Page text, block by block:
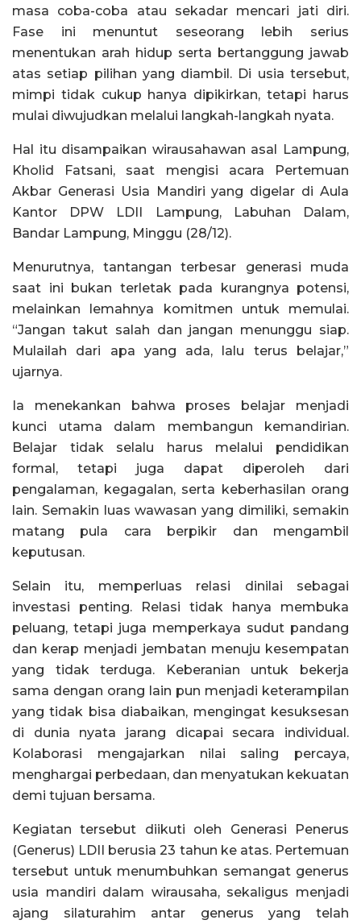
masa coba-coba atau sekadar mencari jati diri.
Fase ini menuntut seseorang lebih serius
menentukan arah hidup serta bertanggung jawab
atas setiap pilihan yang diambil. Di usia tersebut,
mimpi tidak cukup hanya dipikirkan, tetapi harus
mulai diwujudkan melalui langkah-langkah nyata.
Hal itu disampaikan wirausahawan asal Lampung,
Kholid Fatsani, saat mengisi acara Pertemuan
Akbar Generasi Usia Mandiri yang digelar di Aula
Kantor DPW LDII Lampung, Labuhan Dalam,
Bandar Lampung, Minggu (28/12).
Menurutnya, tantangan terbesar generasi muda
saat ini bukan terletak pada kurangnya potensi,
melainkan lemahnya komitmen untuk memulai.
“Jangan takut salah dan jangan menunggu siap.
Mulailah dari apa yang ada, lalu terus belajar,”
ujarnya.
Ia menekankan bahwa proses belajar menjadi
kunci utama dalam membangun kemandirian.
Belajar tidak selalu harus melalui pendidikan
formal, tetapi juga dapat diperoleh dari
pengalaman, kegagalan, serta keberhasilan orang
lain. Semakin luas wawasan yang dimiliki, semakin
matang pula cara berpikir dan mengambil
keputusan.
Selain itu, memperluas relasi dinilai sebagai
investasi penting. Relasi tidak hanya membuka
peluang, tetapi juga memperkaya sudut pandang
dan kerap menjadi jembatan menuju kesempatan
yang tidak terduga. Keberanian untuk bekerja
sama dengan orang lain pun menjadi keterampilan
yang tidak bisa diabaikan, mengingat kesuksesan
di dunia nyata jarang dicapai secara individual.
Kolaborasi mengajarkan nilai saling percaya,
menghargai perbedaan, dan menyatukan kekuatan
demi tujuan bersama.
Kegiatan tersebut diikuti oleh Generasi Penerus
(Generus) LDII berusia 23 tahun ke atas. Pertemuan
tersebut untuk menumbuhkan semangat generus
usia mandiri dalam wirausaha, sekaligus menjadi
ajang silaturahim antar generus yang telah